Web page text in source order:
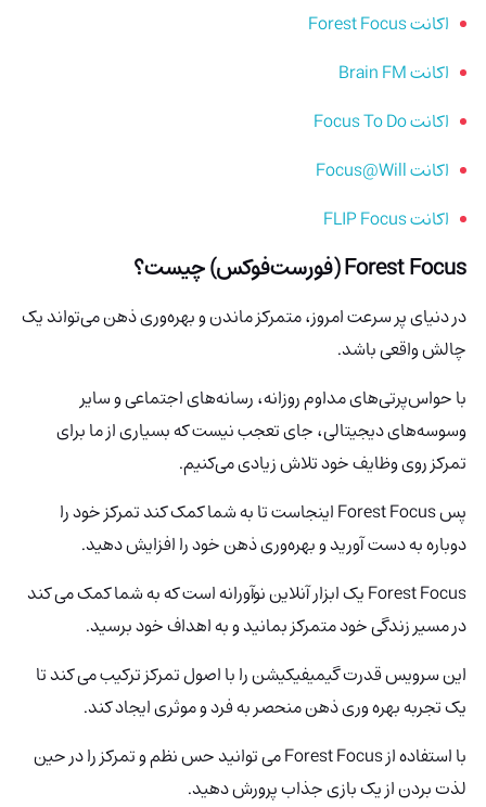
اکانت Forest Focus
اکانت Brain FM
اکانت Focus To Do
اکانت Focus@Will
اکانت FLIP Focus
Forest Focus (فورست‌فوکس) چیست؟
در دنیای پر سرعت امروز، متمرکز ماندن و بهره‌وری ذهن می‌تواند یک
چالش واقعی باشد.
با حواس‌پرتی‌های مداوم روزانه، رسانه‌های اجتماعی و سایر
وسوسه‌های دیجیتالی، جای تعجب نیست که بسیاری از ما برای
تمرکز روی وظایف خود تلاش زیادی می‌کنیم.
پس Forest Focus
اینجاست تا به شما کمک کند تمرکز خود را
دوباره به دست آورید و بهره‌وری ذهن خود را افزایش دهید.
Forest Focus یک ابزار آنلاین نوآورانه است که به شما کمک می کند
در مسیر زندگی خود متمرکز بمانید و به اهداف خود برسید.
این سرویس قدرت گیمیفیکیشن را با اصول تمرکز ترکیب می کند تا
یک تجربه بهره وری ذهن منحصر به فرد و موثری ایجاد کند.
با استفاده از Forest Focus می توانید حس نظم و تمرکز را در حین
لذت بردن از یک بازی جذاب پرورش دهید.